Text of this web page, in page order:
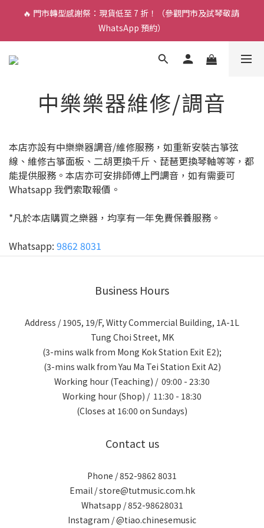
🎵 新生限時：$200 試堂優惠（包樂器借用）
🔥 門市轉型感謝祭：現貨低至 7 折！（參觀門市及試琴敬請
WhatsApp 預約）
🎵 新生限時：$200 試堂優惠（包樂器借用）
中樂樂器維修/調音
本店亦設有中樂樂器調音/維修服務，如重新安裝古箏弦
線、維修古箏面板、二胡更換千斤、琵琶更換琴軸等等，都
能提供服務。本店亦可安排師傅上門調音，如有需要可
Whatsapp 我們索取報價。
*凡於本店購買之樂器，均享有一年免費保養服務。
Whatsapp: 9862 8031
Business Hours
Address / 1905, 19/F, Witty Commercial Building, 1A-1L
Tung Choi Street, MK
(3-mins walk from Mong Kok Station Exit E2);
(3-mins walk from Yau Ma Tei Station Exit A2)
Working hour (Teaching) / 09:00 - 23:30
Working hour (Shop) / 11:30 - 18:30
(Closes at 16:00 on Sundays)
Contact us
Phone / 852-9862 8031
Email / store@tutmusic.com.hk
Whatsapp / 852-98628031
Instagram / @tiao.chinesemusic